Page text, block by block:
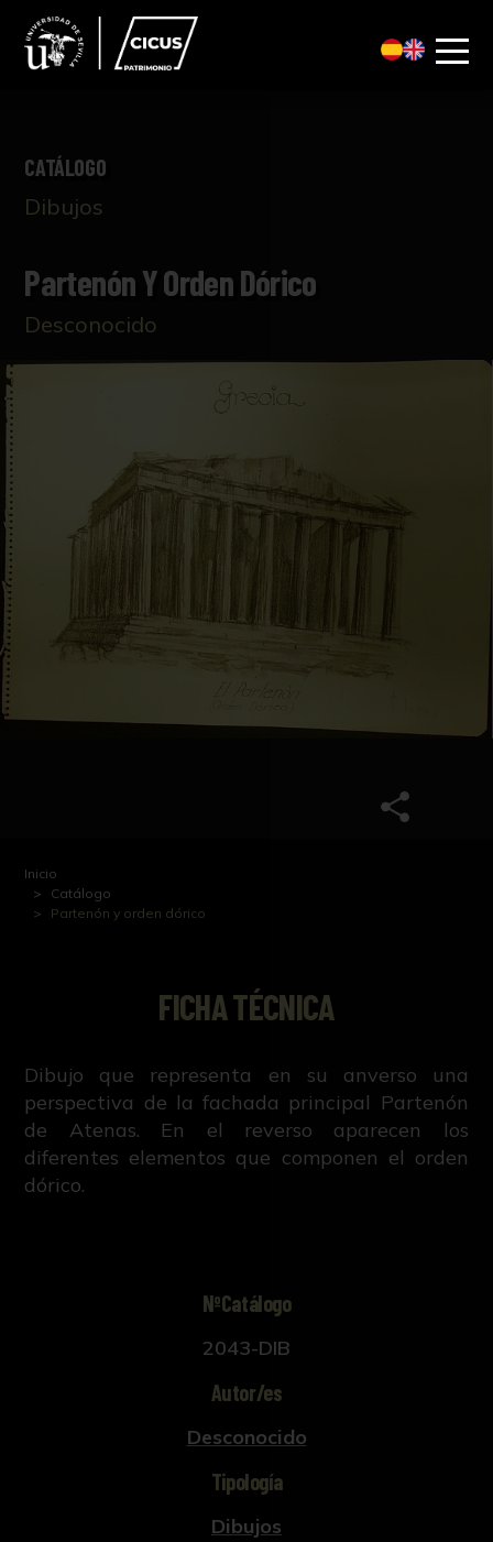
CATÁLOGO
Dibujos
Partenón Y Orden Dórico
Desconocido
Inicio
Catálogo
Partenón y orden dórico
FICHA TÉCNICA
Dibujo que representa en su anverso una
perspectiva de la fachada principal Partenón
de Atenas. En el reverso aparecen los
diferentes elementos que componen el orden
dórico.
NºCatálogo
2043-DIB
Autor/es
Desconocido
Tipología
Dibujos